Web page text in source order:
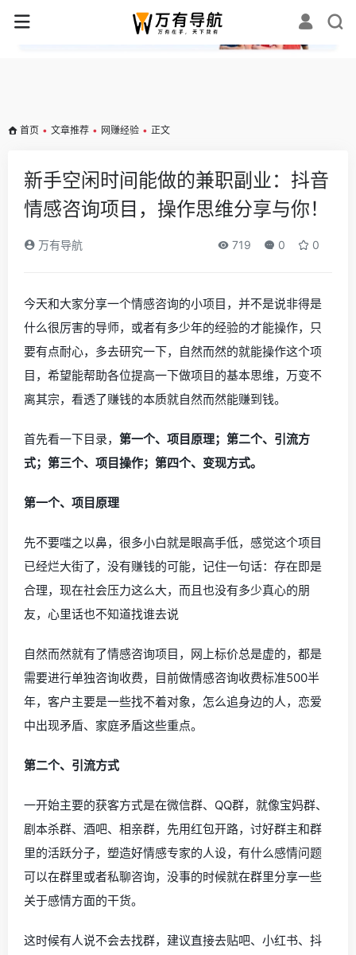
✕
首页 • 文章推荐 • 网赚经验 • 正文
新手空闲时间能做的兼职副业：抖音
情感咨询项目，操作思维分享与你！
万有导航 719 0 0
今天和大家分享一个情感咨询的小项目，并不是说非得是
什么很厉害的导师，或者有多少年的经验的才能操作，只
要有点耐心，多去研究一下，自然而然的就能操作这个项
目，希望能帮助各位提高一下做项目的基本思维，万变不
离其宗，看透了赚钱的本质就自然而然能赚到钱。
首先看一下目录， 第一个、项目原理；第二个、引流方
式；第三个、项目操作；第四个、变现方式。
第一个、项目原理
先不要嗤之以鼻，很多小白就是眼高手低，感觉这个项目
已经烂大街了，没有赚钱的可能，记住一句话：存在即是
合理，现在社会压力这么大，而且也没有多少真心的朋
友，心里话也不知道找谁去说
自然而然就有了情感咨询项目，网上标价总是虚的，都是
需要进行单独咨询收费，目前做情感咨询收费标准500半
年，客户主要是一些找不着对象，怎么追身边的人，恋爱
中出现矛盾、家庭矛盾这些重点。
第二个、引流方式
一开始主要的获客方式是在微信群、QQ群，就像宝妈群、
剧本杀群、酒吧、相亲群，先用红包开路，讨好群主和群
里的活跃分子，塑造好情感专家的人设，有什么感情问题
可以在群里或者私聊咨询，没事的时候就在群里分享一些
关于感情方面的干货。
这时候有人说不会去找群，建议直接去贴吧、小红书、抖